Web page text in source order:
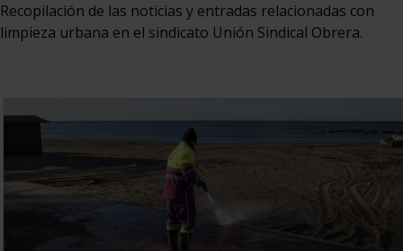
Recopilación de las noticias y entradas relacionadas con
limpieza urbana en el sindicato Unión Sindical Obrera.